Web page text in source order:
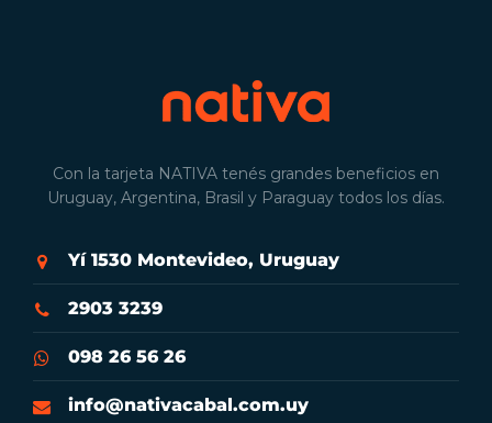
Con la tarjeta NATIVA tenés grandes beneficios en
Uruguay, Argentina, Brasil y Paraguay todos los días.
Yí 1530 Montevideo, Uruguay
2903 3239
098 26 56 26
info@nativacabal.com.uy